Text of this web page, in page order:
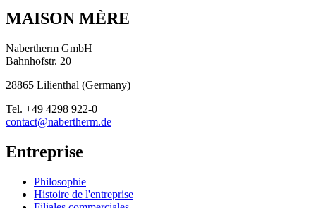
MAISON MÈRE
Nabertherm GmbH
Bahnhofstr. 20
28865 Lilienthal (Germany)
Tel. +49 4298 922-0
contact@nabertherm.de
Entreprise
Philosophie
Histoire de l'entreprise